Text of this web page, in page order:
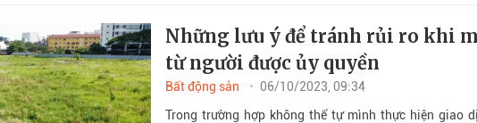
Những lưu ý để tránh rủi ro khi
từ người được ủy quyền
Bất động sản
06/10/2023, 09:34
Trong trường hợp không thể tự mình thực hiện giao